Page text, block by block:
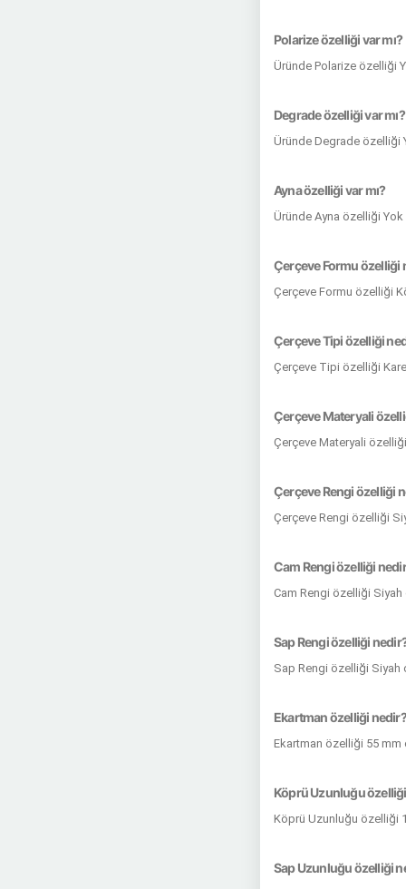
Polarize özelliği var mı?
Üründe Polarize özelliği
Degrade özelliği var mı?
Üründe Degrade özelliği
Ayna özelliği var mı?
Üründe Ayna özelliği Yok
Çerçeve Formu özelliği
Çerçeve Formu özelliği
Çerçeve Tipi özelliği
Çerçeve Tipi özelliği
Çerçeve Materyali
Çerçeve Materyali
Çerçeve Rengi özelliği
Çerçeve Rengi özelliği
Cam Rengi özelliği
Cam Rengi özelliği
Sap Rengi özelliği
Sap Rengi özelliği Siyah
Ekartman özelliği nedir?
Ekartman özelliği 55 mm
Köprü Uzunluğu
Köprü Uzunluğu özelliği
Sap Uzunluğu özelliği